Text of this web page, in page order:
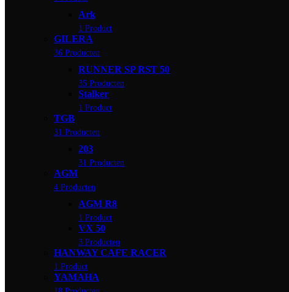
Ark
1 Product
GILERA
36 Producten
RUNNER SP RST 50
35 Producten
Stalker
1 Product
TGB
31 Producten
203
31 Producten
AGM
4 Producten
AGM R8
1 Product
VX 50
3 Producten
HANWAY CAFE RACER
1 Product
YAMAHA